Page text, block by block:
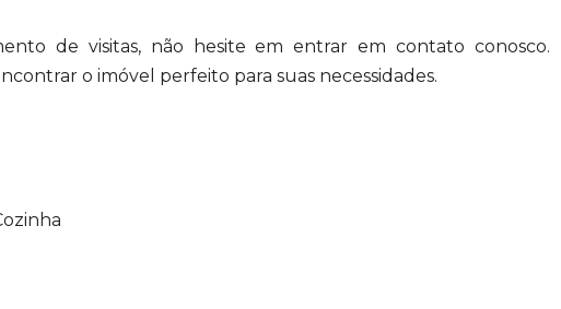
de visitas, não hesite em entrar em contato conosco.
o imóvel perfeito para suas necessidades.